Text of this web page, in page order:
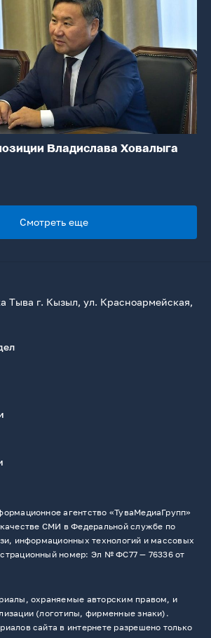
Владислава Ховалыга
Смотреть еще
Тыва г. Кызыл, ул. Красноармейская,
агентство «ТуваМедиаГрупп»
СМИ в Федеральной службе по
информационных технологий и массовых
номер: Эл № ФС77 — 76336 от
охраняемые авторским правом, и
(логотипы, фирменные знаки).
сайта в интернете разрешено только